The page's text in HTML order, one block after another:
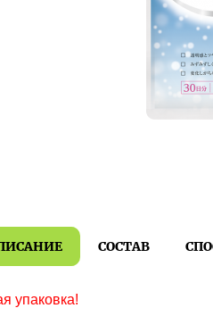
СОСТАВ
упаковка!